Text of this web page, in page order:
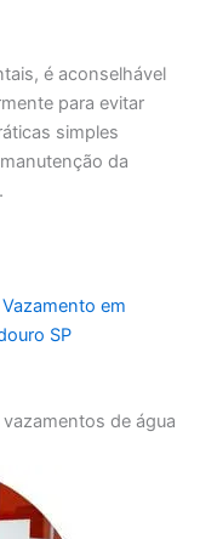
é aconselhável
para evitar
simples
da
em
SP
de água